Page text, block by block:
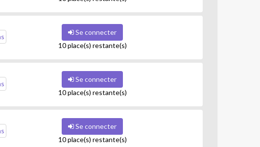
Se connecter
10 place(s) restante(s)
Se connecter
10 place(s) restante(s)
Se connecter
10 place(s) restante(s)